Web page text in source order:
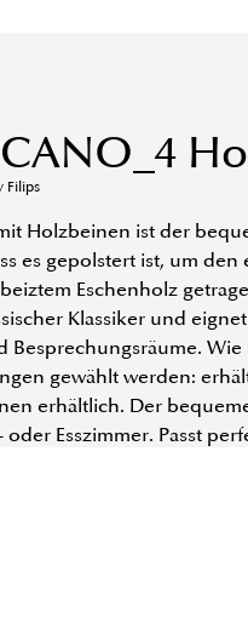
Filips
Holzbeinen ist der
es gepolstert ist, um
Eschenholz
Klassiker und
Besprechungsräume.
gewählt werden:
erhältlich. Der
Esszimmer. Passt